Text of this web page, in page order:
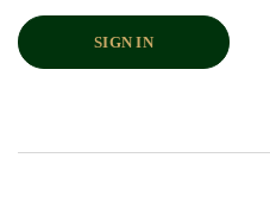
SIGN IN